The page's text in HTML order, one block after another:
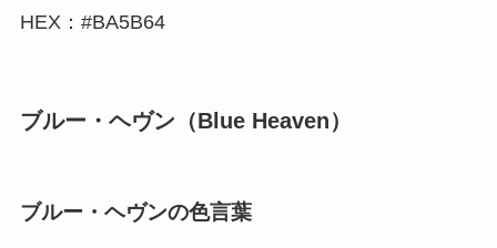
HEX：#BA5B64
ブルー・ヘヴン（Blue Heaven）
ブルー・ヘヴンの色言葉